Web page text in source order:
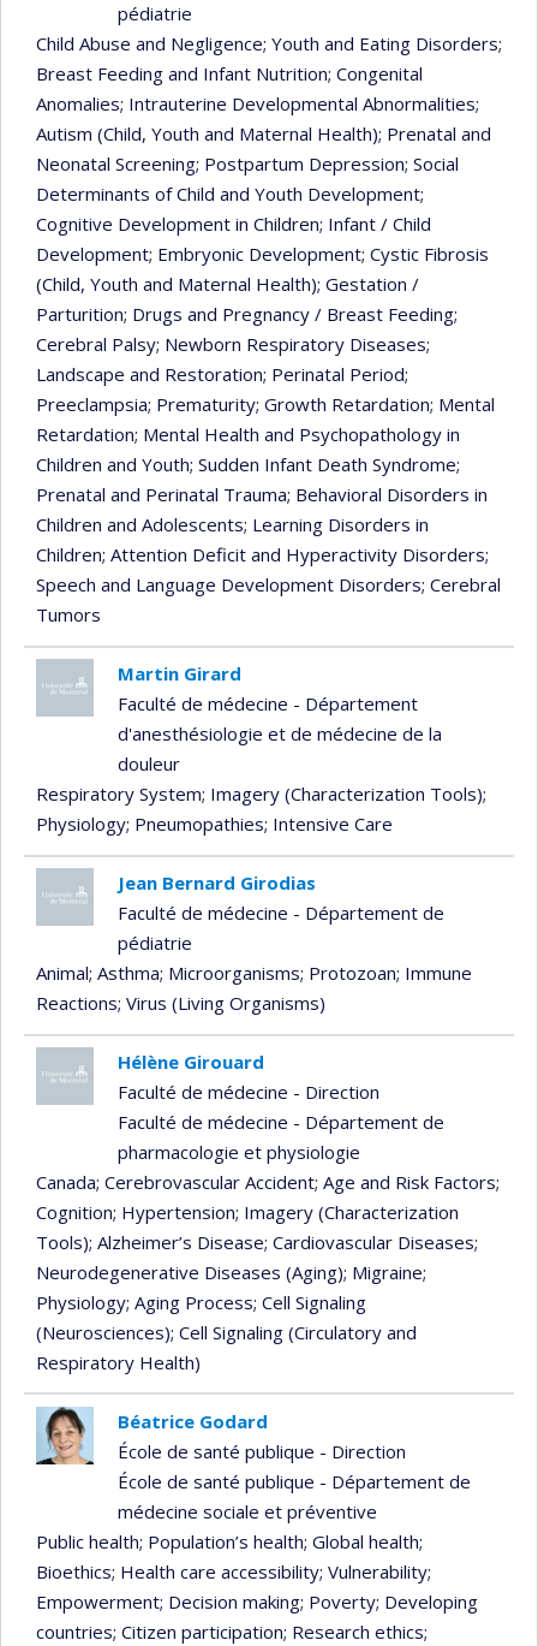
pédiatrie
Child Abuse and Negligence; Youth and Eating Disorders;
Breast Feeding and Infant Nutrition; Congenital
Anomalies; Intrauterine Developmental Abnormalities;
Autism (Child, Youth and Maternal Health); Prenatal and
Neonatal Screening; Postpartum Depression; Social
Determinants of Child and Youth Development;
Cognitive Development in Children; Infant / Child
Development; Embryonic Development; Cystic Fibrosis
(Child, Youth and Maternal Health); Gestation /
Parturition; Drugs and Pregnancy / Breast Feeding;
Cerebral Palsy; Newborn Respiratory Diseases;
Landscape and Restoration; Perinatal Period;
Preeclampsia; Prematurity; Growth Retardation; Mental
Retardation; Mental Health and Psychopathology in
Children and Youth; Sudden Infant Death Syndrome;
Prenatal and Perinatal Trauma; Behavioral Disorders in
Children and Adolescents; Learning Disorders in
Children; Attention Deficit and Hyperactivity Disorders;
Speech and Language Development Disorders; Cerebral
Tumors
Martin Girard
Faculté de médecine - Département
d'anesthésiologie et de médecine de la
douleur
Respiratory System; Imagery (Characterization Tools);
Physiology; Pneumopathies; Intensive Care
Jean Bernard Girodias
Faculté de médecine - Département de
pédiatrie
Animal; Asthma; Microorganisms; Protozoan; Immune
Reactions; Virus (Living Organisms)
Hélène Girouard
Faculté de médecine - Direction
Faculté de médecine - Département de
pharmacologie et physiologie
Canada; Cerebrovascular Accident; Age and Risk Factors;
Cognition; Hypertension; Imagery (Characterization
Tools); Alzheimer’s Disease; Cardiovascular Diseases;
Neurodegenerative Diseases (Aging); Migraine;
Physiology; Aging Process; Cell Signaling
(Neurosciences); Cell Signaling (Circulatory and
Respiratory Health)
Béatrice Godard
École de santé publique - Direction
École de santé publique - Département de
médecine sociale et préventive
Public health; Population’s health; Global health;
Bioethics; Health care accessibility; Vulnerability;
Empowerment; Decision making; Poverty; Developing
countries; Citizen participation; Research ethics;